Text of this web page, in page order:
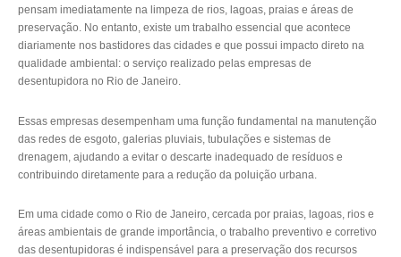
pensam imediatamente na limpeza de rios, lagoas, praias e áreas de
preservação. No entanto, existe um trabalho essencial que acontece
diariamente nos bastidores das cidades e que possui impacto direto na
qualidade ambiental: o serviço realizado pelas empresas de
desentupidora no Rio de Janeiro.
Essas empresas desempenham uma função fundamental na manutenção
das redes de esgoto, galerias pluviais, tubulações e sistemas de
drenagem, ajudando a evitar o descarte inadequado de resíduos e
contribuindo diretamente para a redução da poluição urbana.
Em uma cidade como o Rio de Janeiro, cercada por praias, lagoas, rios e
áreas ambientais de grande importância, o trabalho preventivo e corretivo
das desentupidoras é indispensável para a preservação dos recursos